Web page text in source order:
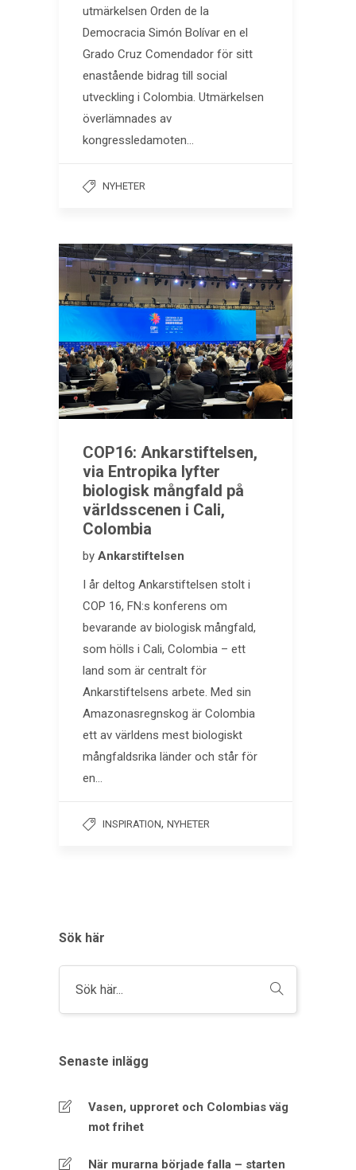
utmärkelsen Orden de la
Democracia Simón Bolívar en el
Grado Cruz Comendador för sitt
enastående bidrag till social
utveckling i Colombia. Utmärkelsen
överlämnades av
kongressledamoten…
NYHETER
COP16: Ankarstiftelsen,
via Entropika lyfter
biologisk mångfald på
världsscenen i Cali,
Colombia
by Ankarstiftelsen
I år deltog Ankarstiftelsen stolt i
COP 16, FN:s konferens om
bevarande av biologisk mångfald,
som hölls i Cali, Colombia – ett
land som är centralt för
Ankarstiftelsens arbete. Med sin
Amazonasregnskog är Colombia
ett av världens mest biologiskt
mångfaldsrika länder och står för
en…
INSPIRATION, NYHETER
Sök här
Senaste inlägg
Vasen, upproret och Colombias väg
mot frihet
När murarna började falla – starten